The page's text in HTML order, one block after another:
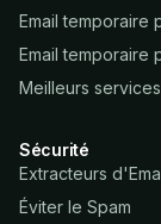
Email temporaire
Email temporaire
Meilleurs
Sécurité
Extracteurs
Éviter le Spam